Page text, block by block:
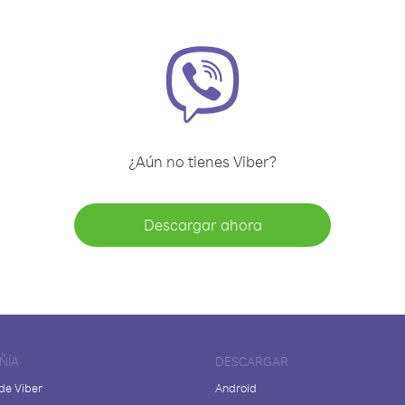
¿Aún no tienes Viber?
Descargar ahora
Viber
DESCARGAR
Android